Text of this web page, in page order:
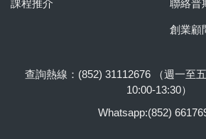
課程推介 聯絡普
創業顧
查詢熱線：(852) 31112676 （週一至
10:00-13:30）
Whatsapp:(852)